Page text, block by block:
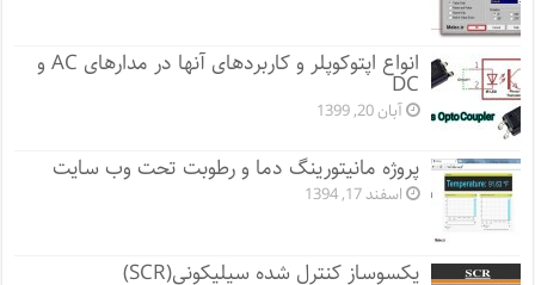
انواع اپتوکوپلر و کاربردهای آنها در مدارهای AC و
DC
آبان 20, 1399
پروژه مانيتورينگ دما و رطوبت تحت وب سایت
اسفند 17, 1394
یکسوساز کنترل شده سیلیکونی(SCR)